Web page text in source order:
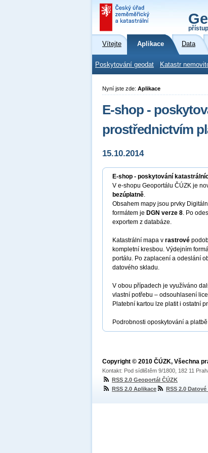
Vítejte Aplikace Data
Poskytování geodat Katastr
Nyní jste zde: Aplikace
E-shop -
prostřednictvím
15.10.2014
E-shop - poskytování
V e-shopu Geoportálu ČÚZK je
bezúplatně.
Obsahem mapy jsou prvky
formátem je DGN verze 8. Po
exportem z databáze.
Katastrální mapa v rastrové
kompletní kresbou. Výdejním
portálu. Po zaplacení a odeslání
datového skladu.
V obou případech je využíváno
vlastní potřebu – odsouhlasení
Platební kartou lze platit i ostatní
Podrobnosti oposkytování a
Copyright © 2010 ČÚZK, Všechna
Kontakt: Pod sídlištěm 9/1800, 182 11
RSS 2.0 Geoportál ČÚZK
RSS 2.0 Aplikace
RSS 2.0